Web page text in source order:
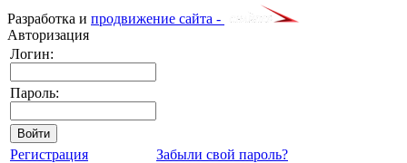
Разработка и продвижение сайта -
Авторизация
Логин:
Пароль:
Регистрация Забыли свой пароль?